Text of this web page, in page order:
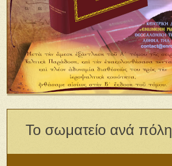
Το σωματείο ανά πόλη